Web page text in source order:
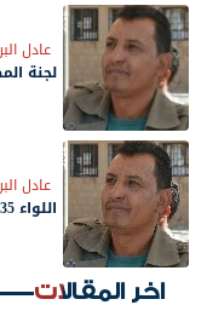
عادل
لجنة
عادل
اللواء 35 مدرع والأحزاب
اخر المقالات